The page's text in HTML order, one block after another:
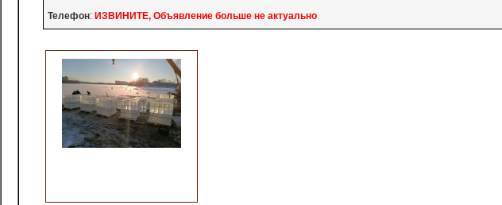
Телефон: ИЗВИНИТЕ, Объявление больше не актуально